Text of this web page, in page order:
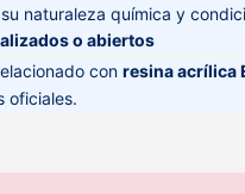
naturaleza química y
o abiertos
con resina acrílica
oficiales.